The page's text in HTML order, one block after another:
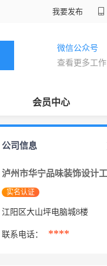
我要发布
微信公众号
查看更多工作
会员中心
公司信息
实名认证
江阳区大山坪电脑城8楼
联系电话： ****